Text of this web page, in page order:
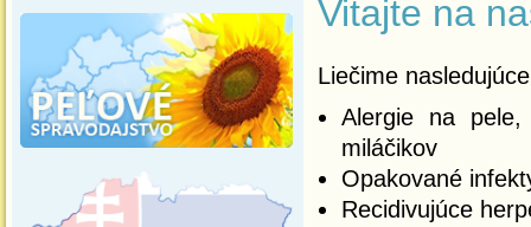
Vitajte na
Liečime
Alergie na
miláčikov
Opakované
Recidivujúce